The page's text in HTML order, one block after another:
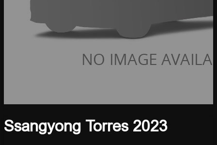
Ssangyong Torres 2023